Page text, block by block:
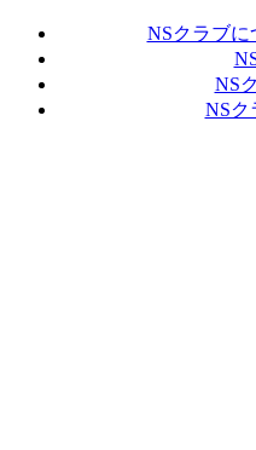
NSクラブに
NS
NSク